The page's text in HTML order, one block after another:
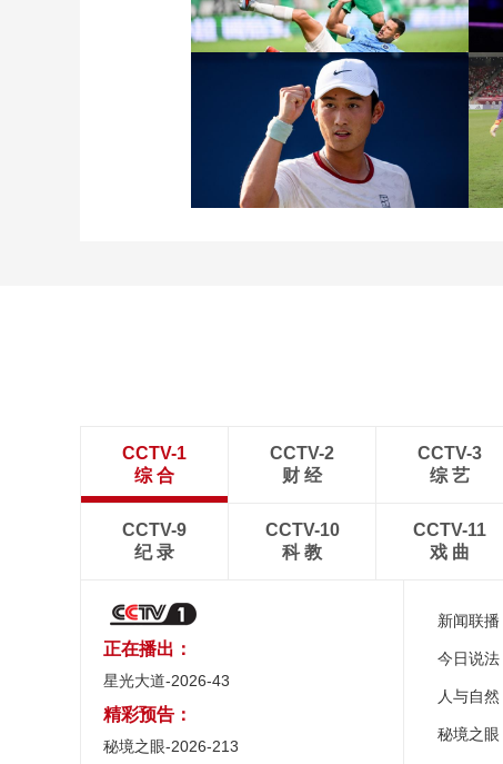
[图]张玉宁传射达万双响
北京国安4-0深圳新鹏城
[
CCTV-1
综 合
CCTV-2
财 经
CCTV-3
综 艺
CCTV-9
纪 录
CCTV-10
科 教
CCTV-11
戏 曲
正在播出：
星光大道-2026-43
精彩预告：
秘境之眼-2026-213
新闻联播
今日说法
人与自然
秘境之眼